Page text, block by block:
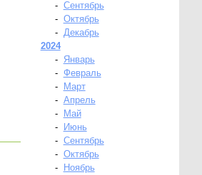
- Сентябрь
- Октябрь
- Декабрь
2024
-
Январь
- Февраль
-
Март
- Апрель
-
Май
-
Июнь
- Сентябрь
- Октябрь
-
Ноябрь